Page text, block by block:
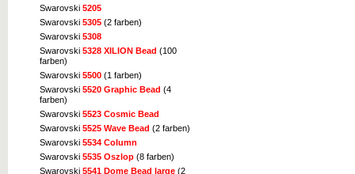
Swarovski 5205
Swarovski 5305 (2 farben)
Swarovski 5308
Swarovski 5328 XILION Bead (100
farben)
Swarovski 5500 (1 farben)
Swarovski 5520 Graphic Bead (4
farben)
Swarovski 5523 Cosmic Bead
Swarovski 5525 Wave Bead (2 farben)
Swarovski 5534 Column
Swarovski 5535 Oszlop (8 farben)
Swarovski 5541 Dome Bead large (2